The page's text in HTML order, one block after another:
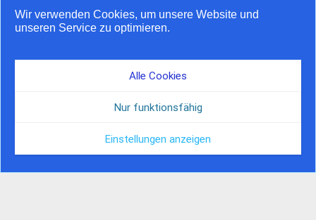
Wir verwenden Cookies, um unsere Website und
unseren Service zu optimieren.
Alle Cookies
Nur funktionsfähig
Einstellungen anzeigen
Airstream feiert 20 Jahre
in Europa